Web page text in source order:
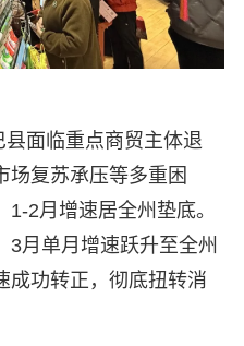
面临重点商贸主体退
场复苏承压等多重困
2月增速居全州垫底。
3月单月增速跃升至全州
成功转正，彻底扭转消